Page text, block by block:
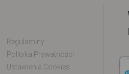
Regulaminy
Polityka Prywatności
Ustawienia Cookies